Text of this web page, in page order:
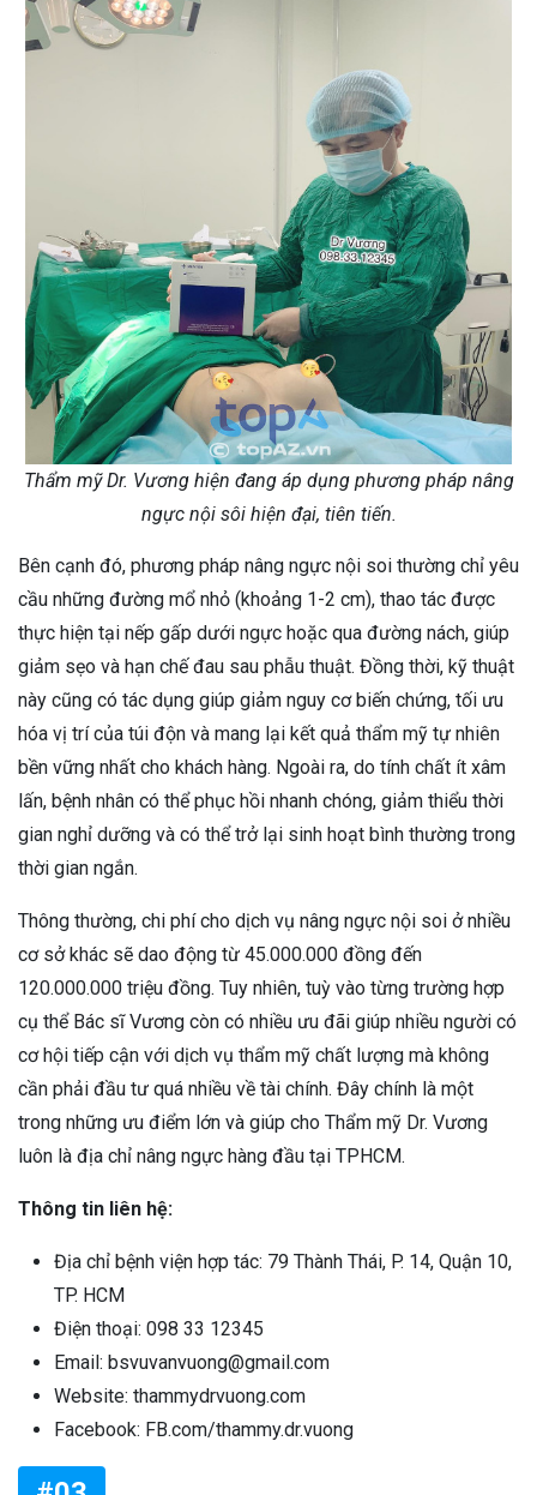
Thẩm mỹ Dr. Vương hiện đang áp dụng phương pháp nâng
ngực nội sôi hiện đại, tiên tiến.
Bên cạnh đó, phương pháp nâng ngực nội soi thường chỉ yêu
cầu những đường mổ nhỏ (khoảng 1-2 cm), thao tác được
thực hiện tại nếp gấp dưới ngực hoặc qua đường nách, giúp
giảm sẹo và hạn chế đau sau phẫu thuật. Đồng thời, kỹ thuật
này cũng có tác dụng giúp giảm nguy cơ biến chứng, tối ưu
hóa vị trí của túi độn và mang lại kết quả thẩm mỹ tự nhiên
bền vững nhất cho khách hàng. Ngoài ra, do tính chất ít xâm
lấn, bệnh nhân có thể phục hồi nhanh chóng, giảm thiểu thời
gian nghỉ dưỡng và có thể trở lại sinh hoạt bình thường trong
thời gian ngắn.
Thông thường, chi phí cho dịch vụ nâng ngực nội soi ở nhiều
cơ sở khác sẽ dao động từ 45.000.000 đồng đến
120.000.000 triệu đồng. Tuy nhiên, tuỳ vào từng trường hợp
cụ thể Bác sĩ Vương còn có nhiều ưu đãi giúp nhiều người có
cơ hội tiếp cận với dịch vụ thẩm mỹ chất lượng mà không
cần phải đầu tư quá nhiều về tài chính. Đây chính là một
trong những ưu điểm lớn và giúp cho Thẩm mỹ Dr. Vương
luôn là địa chỉ nâng ngực hàng đầu tại TPHCM.
Thông tin liên hệ:
Địa chỉ bệnh viện hợp tác: 79 Thành Thái, P. 14, Quận 10,
TP. HCM
Điện thoại: 098 33 12345
Email: bsvuvanvuong@gmail.com
Website: thammydrvuong.com
Facebook: FB.com/thammy.dr.vuong